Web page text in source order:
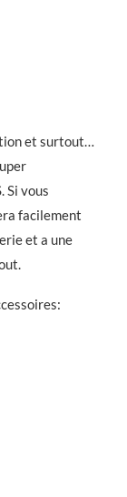
et surtout…
Si vous
facilement
et a une